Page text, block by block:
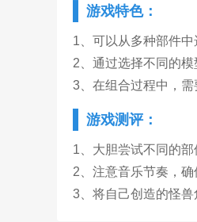
游戏特色：
1、可以从多种部件
2、通过选择不同的模
3、在组合过程中，需
游戏测评：
1、大胆尝试不同的部
2、注意音乐节奏，确
3、将自己创造的怪兽